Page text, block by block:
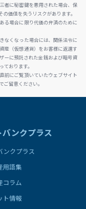
者に秘密鍵を悪用された場合、保
価値を失うリスクがあります。
る場合に限り代価の弁済のために
なくなった場合には、関係法令に
産（仮想通貨）をお客様に返還す
ーに預託された金銭および暗号資
おります。
前にご覧頂いていたウェブサイト
留意ください。
バンクプラス
ンクプラス
用語集
コラム
ト情報